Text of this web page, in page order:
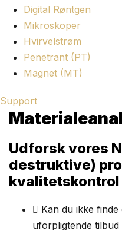
Digital Røntgen
Mikroskoper
Hvirvelstrøm
Penetrant (PT)
Magnet (MT)
Support
Udforsk vores
destruktive)
kvalitetskontrol
Kan du ikke
uforpligtende tilbud